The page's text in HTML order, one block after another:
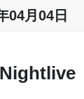
04月04日